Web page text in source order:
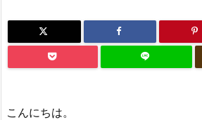
こんにちは。